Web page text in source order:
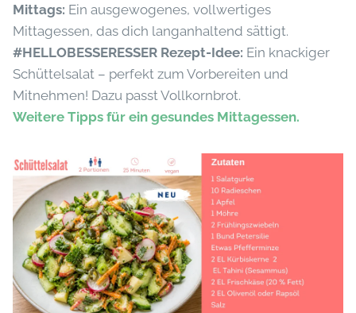
Mittags: Ein ausgewogenes, vollwertiges
Mittagessen, das dich langanhaltend sättigt.
#HELLOBESSERESSER Rezept-Idee: Ein knackiger
Schüttelsalat – perfekt zum Vorbereiten und
Mitnehmen! Dazu passt Vollkornbrot.
Weitere Tipps für ein gesundes Mittagessen.